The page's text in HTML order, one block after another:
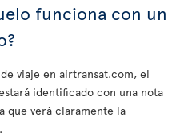
funciona con un
viaje en airtransat.com, el
identificado con una nota
que verá claramente la